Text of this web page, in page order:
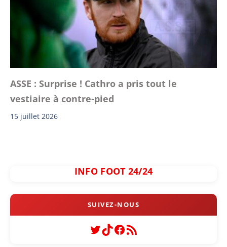
ASSE : Surprise ! Cathro a pris tout le
vestiaire à contre-pied
15 juillet 2026
INFO FOOT 24/24
Twitter
TikTok
Facebook
Flux RSS